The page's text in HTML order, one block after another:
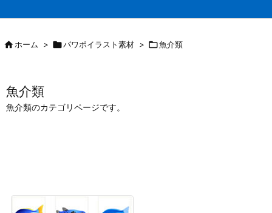
ホーム > パワポイラスト素材 > 魚介類
魚介類
魚介類のカテゴリページです。